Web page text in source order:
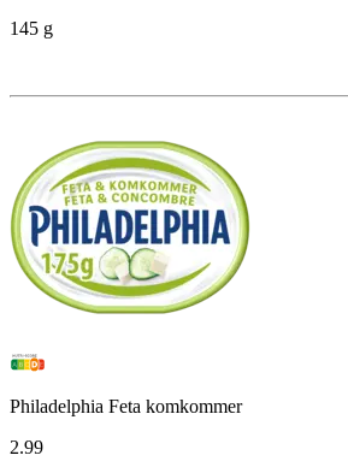
145 g
Philadelphia Feta komkommer
2.99